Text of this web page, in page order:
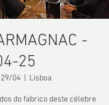
-
25
04 Lisboa
do fabrico deste célebre